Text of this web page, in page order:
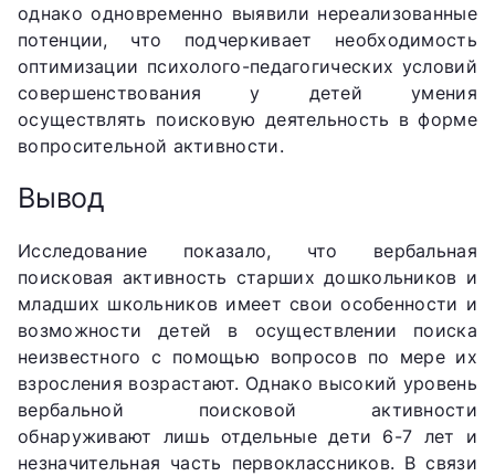
однако одновременно выявили нереализованные
потенции, что подчеркивает необходимость
оптимизации психолого-педагогических условий
совершенствования у детей умения
осуществлять поисковую деятельность в форме
вопросительной активности.
Вывод
Исследование показало, что вербальная
поисковая активность старших дошкольников и
младших школьников имеет свои особенности и
возможности детей в осуществлении поиска
неизвестного с помощью вопросов по мере их
взросления возрастают. Однако высокий уровень
вербальной поисковой активности
обнаруживают лишь отдельные дети 6-7 лет и
незначительная часть первоклассников. В связи